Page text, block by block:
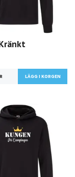
LÄGG I KORGEN